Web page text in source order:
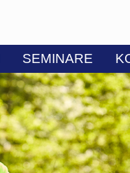
SEMINARE